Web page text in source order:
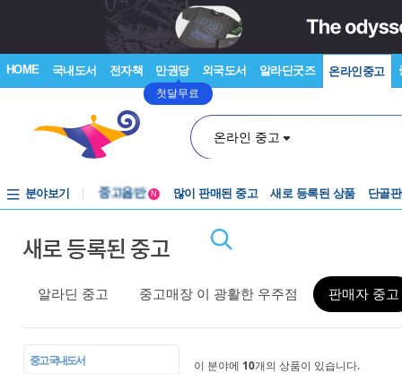
HOME 국내도서 전자책 만권당
첫달무료
외국도서 알라딘굿즈 온라인중고
온라인 중고
분야보기
중고음반
중고음반
N 많이 판매된 중고 새로 등록된 상품 단골
새로 등록된 중고
알라딘 중고 중고매장 이 광활한 우주점 판매자 중고
중고 국내도서 이 분야에 10개의 상품이 있습니다.